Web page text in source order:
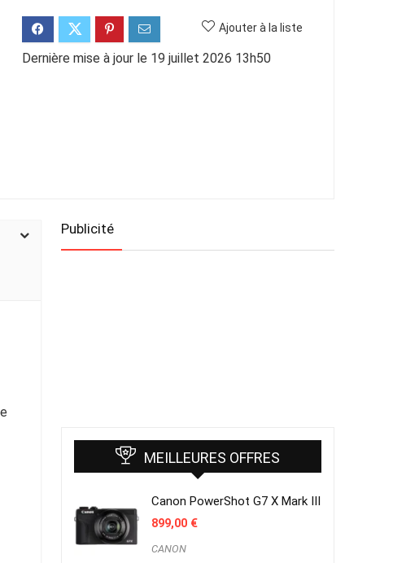
Ajouter à la liste
Dernière mise à jour le 19 juillet 2026 13h50
Publicité
MEILLEURES OFFRES
Canon PowerShot G7 X Mark III
899,00 €
CANON